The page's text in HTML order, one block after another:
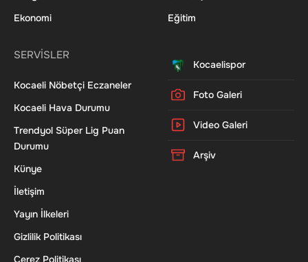
Ekonomi
Eğitim
SERVİSLER
Kocaeli Nöbetçi Eczaneler
Kocaeli Hava Durumu
Trendyol Süper Lig Puan
Durumu
Künye
İletişim
Yayın İlkeleri
Gizlilik Politikası
Çerez Politikası
Kocaelispor
Foto Galeri
Video Galeri
Arşiv